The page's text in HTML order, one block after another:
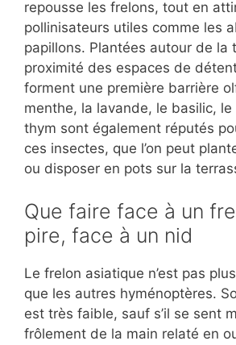
repousse les frelons, tout en
pollinisateurs utiles comme les
papillons. Plantées autour de la
proximité des espaces de
forment une première barrière
menthe, la lavande, le basilic,
thym sont également réputés
ces insectes, que l’on peut
ou disposer en pots sur la
Que faire face à un
pire, face à un nid
Le frelon asiatique n’est pas
que les autres hyménoptères.
est très faible, sauf s’il se sent
frôlement de la main relaté en